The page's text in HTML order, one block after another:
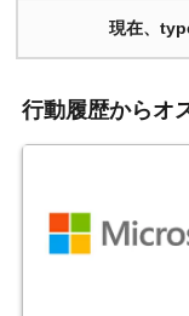
現在、
行動履歴からオ